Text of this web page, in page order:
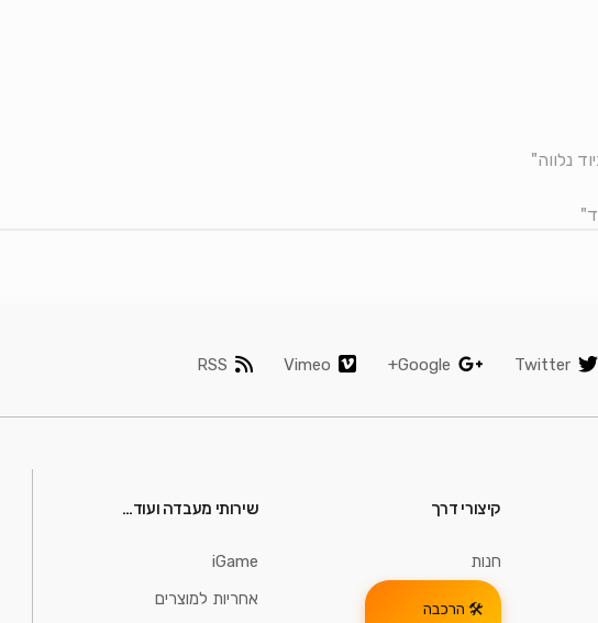
Twitter
Google+
Vimeo
RSS
קיצורי דרך
חנות
הרכבה
שירותי מעבדה ועוד…
iGame
אחריות למוצרים